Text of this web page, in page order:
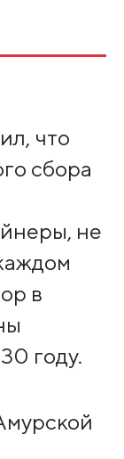
что
сбора
не
в
году.